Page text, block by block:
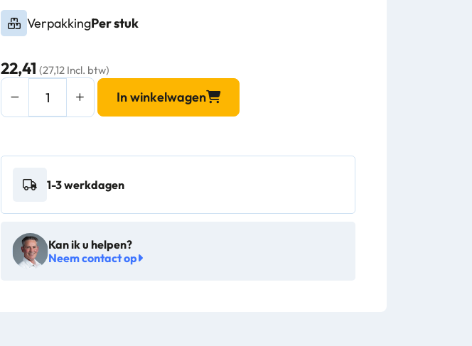
VerpakkingPer stuk
22,41(27,12 Incl. btw)
zwart
238075
aantal
In winkelwagen
1-3 werkdagen
Kan ik u helpen?
Neem contact op